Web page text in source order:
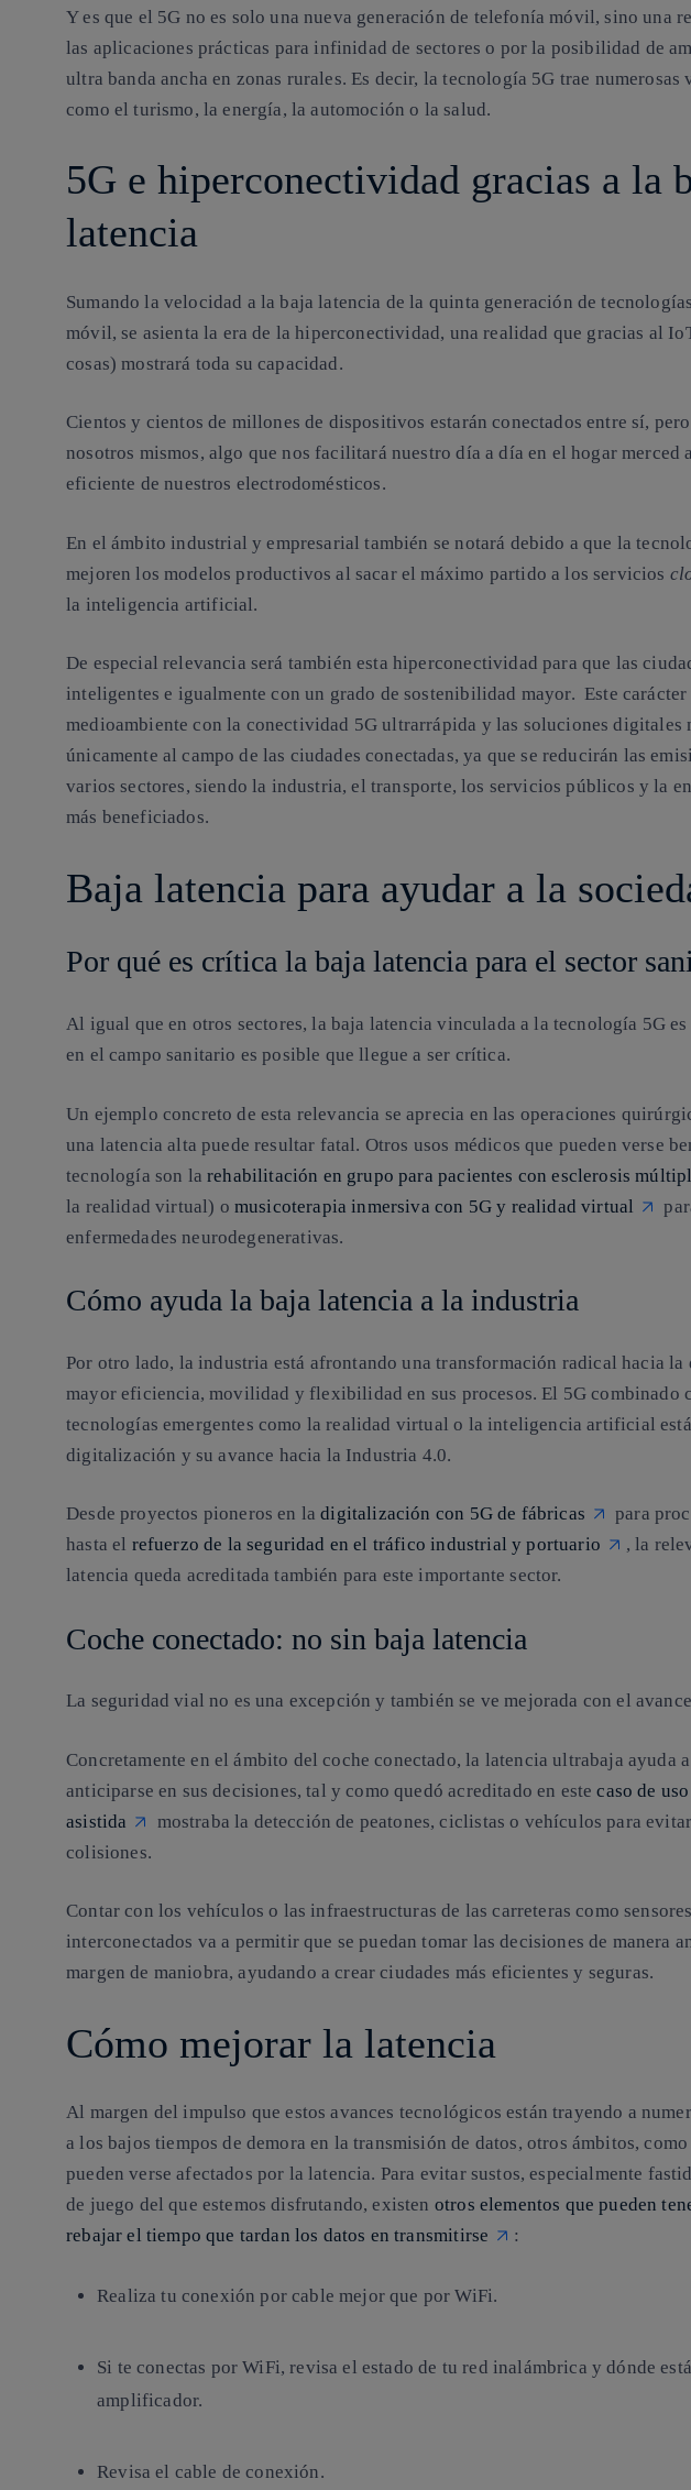
Y es que el 5G no es solo una nueva generación de telefonía móvil, sino una
las aplicaciones prácticas para infinidad de sectores o por la posibilidad de
ultra banda ancha en zonas rurales. Es decir, la tecnología 5G trae numerosas
como el turismo, la energía, la automoción o la salud.
5G e hiperconectividad gracias a la
latencia
Sumando la velocidad a la baja latencia de la quinta generación de
móvil, se asienta la era de lahiperconectividad, una realidad que gracias al
cosas) mostrará toda su capacidad.
Cientos y cientos de millones de dispositivos estarán conectados entre sí,
nosotros mismos, algo que nos facilitará nuestro día a día en el hogar merced
eficiente de nuestros electrodomésticos.
En el ámbito industrial y empresarial también se notará debido a que la
mejoren los modelos productivos al sacar el máximo partido a los servicios
la inteligencia artificial.
De especial relevancia será también esta hiperconectividad para que las
inteligentes e igualmente con un grado de sostenibilidad mayor. Este
medioambiente con la conectividad 5G ultrarrápida y las soluciones digitales
únicamente al campo de las ciudades conectadas, ya que se reducirán las
varios sectores, siendo la industria, el transporte, los servicios públicos y la
más beneficiados.
Baja latencia para ayudar a la
Por qué es crítica la baja latencia para el sector
Al igual que en otros sectores,la baja latencia vinculada a la tecnología 5G
en el campo sanitario es posible que llegue a ser crítica.
Un ejemplo concreto de esta relevancia se aprecia en las operaciones
una latencia alta puede resultar fatal. Otros usos médicos que pueden verse
tecnología son larehabilitación en grupo para pacientes con esclerosis
la realidad virtual) o musicoterapia inmersiva con 5G y realidad virtual
enfermedades neurodegenerativas.
Cómo ayuda la baja latencia a la industria
Por otro lado, la industria está afrontando una transformación radical hacia
mayor eficiencia, movilidad y flexibilidad en sus procesos. El 5G combinado
tecnologías emergentes como la realidad virtual o la inteligencia artificial
digitalización y su avance hacia la Industria 4.0.
Desde proyectos pioneros en ladigitalización con 5G de fábricas
para
hasta el refuerzo de la seguridad en el tráfico industrial y portuario
, la
latencia queda acreditada también para este importante sector.
Coche conectado: no sin baja latencia
La seguridad vial no es una excepción y también se ve mejorada con el
Concretamente en el ámbito del coche conectado, la latencia ultrabaja ayuda
anticiparse en sus decisiones, tal y como quedó acreditado en estecaso de
asistida
mostraba la detección de peatones, ciclistas o vehículos para
colisiones.
Contar con los vehículos o las infraestructuras de las carreteras como
interconectados va a permitir que se puedan tomar las decisiones de manera
margen de maniobra, ayudando a crear ciudades más eficientes y seguras.
Cómo mejorar la latencia
Al margen del impulso que estos avances tecnológicos están trayendo a
a los bajos tiempos de demora en la transmisión de datos, otros ámbitos, como
pueden verse afectados por la latencia. Para evitar sustos, especialmente
de juego del que estemos disfrutando, existen otros elementos que pueden
rebajar el tiempo que tardan los datos en transmitirse
:
Realiza tu conexión por cable mejor que por WiFi.
Si te conectas por WiFi, revisa el estado de tu red inalámbrica y dónde
amplificador.
Revisa el cable de conexión.